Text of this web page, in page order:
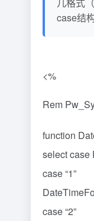
case结
<%
Rem
function
select case
case “1”
case “2”